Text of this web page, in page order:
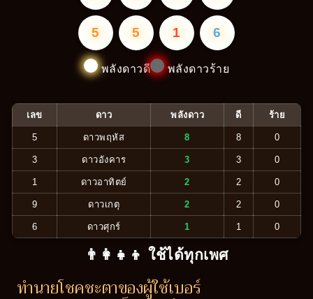
5 5 1 6
พลังดาวดี พลังดาวร้าย
เลข ดาว พลังดาว ดี ร้าย
5 ดาวพฤหัส 8 8 0
3 ดาวอังคาร 3 3 0
1 ดาวอาทิตย์ 2 2 0
9 ดาวเกตุ 2 2 0
6 ดาวศุกร์ 1 1 0
👨‍👩‍👧‍👦 ใช้ได้ทุกเพศ
ทำนายโชคชะตาของผู้ใช้เบอร์